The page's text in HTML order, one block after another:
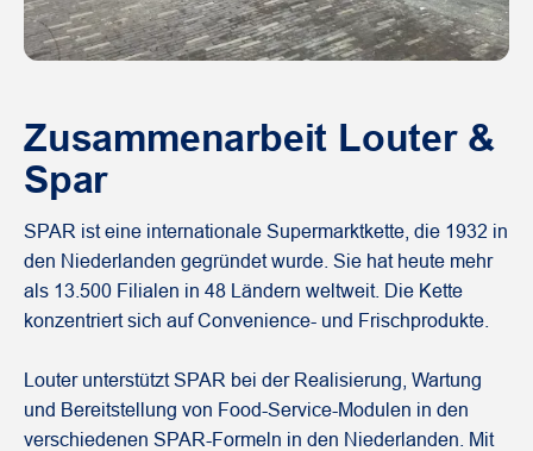
Zusammenarbeit Louter &
Spar
SPAR ist eine internationale Supermarktkette, die 1932 in
den Niederlanden gegründet wurde. Sie hat heute mehr
als 13.500 Filialen in 48 Ländern weltweit. Die Kette
konzentriert sich auf Convenience- und Frischprodukte.
Louter unterstützt SPAR bei der Realisierung, Wartung
und Bereitstellung von Food-Service-Modulen in den
verschiedenen SPAR-Formeln in den Niederlanden. Mit